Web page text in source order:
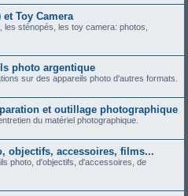
Toy Camera
sténopés, les toy camera: photos,
photo argentique
sur des appareils photo d'autres formats.
et outillage photographique
du matériel photographique.
objectifs, accessoires, films...
photo, d'objectifs, d'accessoires, de